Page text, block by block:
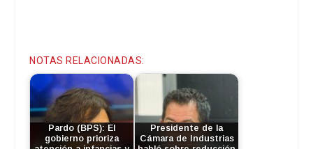
NOTAS RELACIONADAS:
Pardo (BPS): El
gobierno prioriza
Presidente de la
Cámara de Industrias